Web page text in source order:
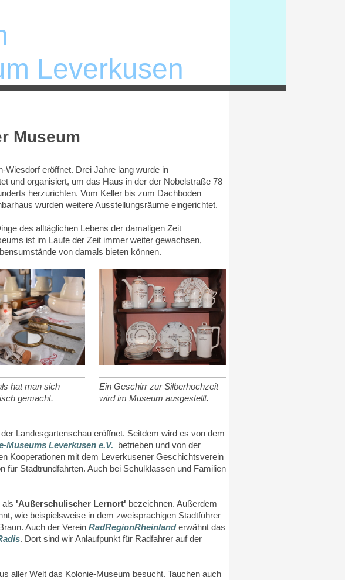
Leverkusen
Museum
eröffnet. Drei Jahre lang wurde in
und organisiert, um das Haus in der der Nobelstraße 78
herzurichten. Vom Keller bis zum Dachboden
wurden weitere Ausstellungsräume eingerichtet.
des alltäglichen Lebens der damaligen Zeit
ist im Laufe der Zeit immer weiter gewachsen,
von damals bieten können.
hat man sich
gemacht.
Ein Geschirr zur Silberhochzeit
wird im Museum ausgestellt.
Landesgartenschau eröffnet. Seitdem wird es von dem
Museums Leverkusen e.V. betrieben und von der
Kooperationen mit dem Leverkusener Geschichtsverein
für Stadtrundfahrten. Auch bei Schulklassen und Familien
als 'Außerschulischer Lernort' bezeichnen. Außerdem
wie beispielsweise in dem zweisprachigen Stadtführer
Auch der Verein RadRegionRheinlanderwähnt das
. Dort sind wir Anlaufpunkt für Radfahrer auf der
aller Welt das Kolonie-Museum besucht. Tauchen auch